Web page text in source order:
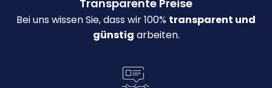
Transparente Preise
Bei uns wissen Sie, dass wir 100% transparent und
günstig arbeiten.